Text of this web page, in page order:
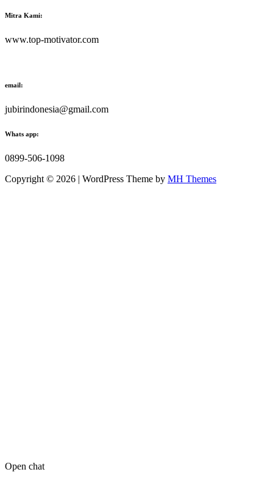
Mitra Kami:
www.top-motivator.com
email:
jubirindonesia@gmail.com
Whats app:
0899-506-1098
Copyright © 2026 | WordPress Theme by MH Themes
Open chat